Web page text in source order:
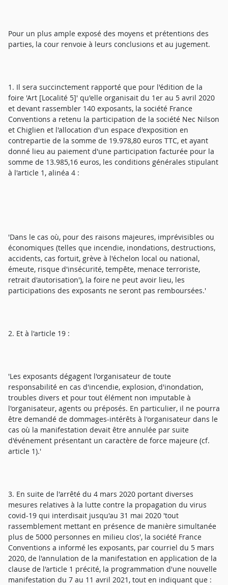
Pour un plus ample exposé des moyens et prétentions des
parties, la cour renvoie à leurs conclusions et au jugement.
1. Il sera succinctement rapporté que pour l'édition de la
foire 'Art [Localité 5]' qu'elle organisait du 1er au 5 avril 2020
et devant rassembler 140 exposants, la société France
Conventions a retenu la participation de la société Nec Nilson
et Chiglien et l'allocation d'un espace d'exposition en
contrepartie de la somme de 19.978,80 euros TTC, et ayant
donné lieu au paiement d'une participation facturée pour la
somme de 13.985,16 euros, les conditions générales stipulant
à l'article 1, alinéa 4 :
'Dans le cas où, pour des raisons majeures, imprévisibles ou
économiques (telles que incendie, inondations, destructions,
accidents, cas fortuit, grève à l'échelon local ou national,
émeute, risque d'insécurité, tempête, menace terroriste,
retrait d'autorisation'), la foire ne peut avoir lieu, les
participations des exposants ne seront pas remboursées.'
2. Et à l'article 19 :
'Les exposants dégagent l'organisateur de toute
responsabilité en cas d'incendie, explosion, d'inondation,
troubles divers et pour tout élément non imputable à
l'organisateur, agents ou préposés. En particulier, il ne pourra
être demandé de dommages-intérêts à l'organisateur dans le
cas où la manifestation devait être annulée par suite
d'événement présentant un caractère de force majeure (cf.
article 1).'
3. En suite de l'arrêté du 4 mars 2020 portant diverses
mesures relatives à la lutte contre la propagation du virus
covid-19 qui interdisait jusqu'au 31 mai 2020 'tout
rassemblement mettant en présence de manière simultanée
plus de 5000 personnes en milieu clos', la société France
Conventions a informé les exposants, par courriel du 5 mars
2020, de l'annulation de la manifestation en application de la
clause de l'article 1 précité, la programmation d'une nouvelle
manifestation du 7 au 11 avril 2021, tout en indiquant que :